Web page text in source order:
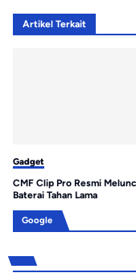
Artikel Terkait
Gadget
CMF Clip Pro Resmi
Baterai Tahan Lama
Google